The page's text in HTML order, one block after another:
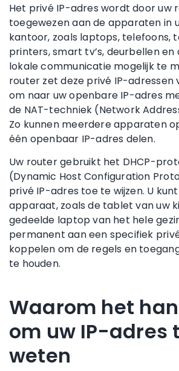
Het privé IP-adres wordt door uw
toegewezen aan de apparaten in
kantoor, zoals laptops, telefoons,
printers, smart tv’s, deurbellen en
lokale communicatie mogelijk te
router zet deze privé IP-adressen
om naar uw openbare IP-adres
de NAT-techniek (Network
Zo kunnen meerdere apparaten
één openbaar IP-adres delen.
Uw router gebruikt het DHCP-
(Dynamic Host Configuration
privé IP-adres toe te wijzen. U
apparaat, zoals de tablet van uw
gedeelde laptop van het hele
permanent aan een specifiek
koppelen om de regels en
te houden.
Waarom het
om uw IP-adres
weten